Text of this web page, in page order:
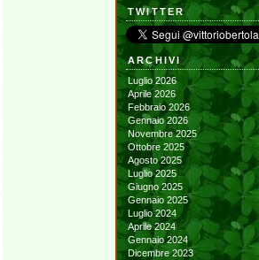
TWITTER
ARCHIVI
Luglio 2026
Aprile 2026
Febbraio 2026
Gennaio 2026
Novembre 2025
Ottobre 2025
Agosto 2025
Luglio 2025
Giugno 2025
Gennaio 2025
Luglio 2024
Aprile 2024
Gennaio 2024
Dicembre 2023